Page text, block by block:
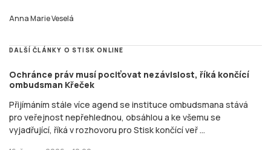
Anna Marie Veselá
DALŠÍ ČLÁNKY O STISK ONLINE
Ochránce práv musí pociťovat nezávislost, říká končící
ombudsman Křeček
Přijímáním stále více agend se instituce ombudsmana stává
pro veřejnost nepřehlednou, obsáhlou a ke všemu se
vyjadřující, říká v rozhovoru pro Stisk končící veř ...